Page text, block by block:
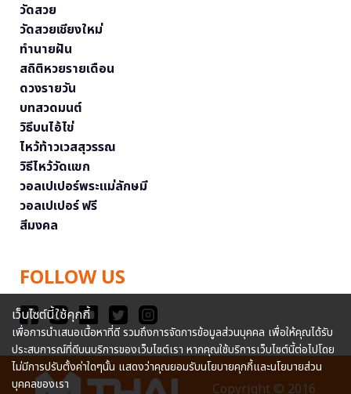
วัดสวย
วัดสวยเชียงใหม่
ทำนายฝัน
สถิติหวยรายเดือน
ดวงรายวัน
บทสวดมนต์
วิธีบนไอ้ไข่
ไหว้ท้าวเวสสุวรรณ
วิธีไหว้วัดแขก
วอลเปเปอร์พระแม่ลักษมี
วอลเปเปอร์ ฟรี
สีมงคล
FOLLOW US
Copyright © 2016
เว็บไซต์นี้ใช้คุกกี้
เพื่อการนำเสนอเนื้อหาที่ดี รวมถึงการจัดการข้อมูลส่วนบุคคล เพื่อให้คุณได้รับ
ประสบการณ์ที่ดีบนบริการของเว็บไซต์เรา หากคุณใช้บริการเว็บไซต์นี้ต่อไปโดย
ไม่มีการปรับตั้งค่าใดๆนั้น แสดงว่าคุณยอมรับนโยบายคุกกี้และนโยบายส่วน
บุคคลของเรา